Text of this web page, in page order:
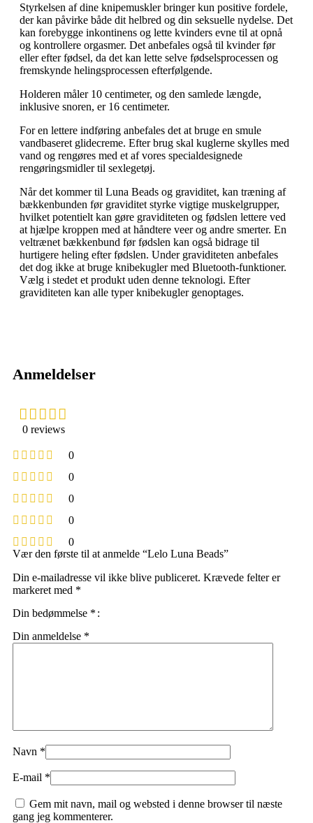
Styrkelsen af dine knipemuskler bringer kun positive fordele,
der kan påvirke både dit helbred og din seksuelle nydelse. Det
kan forebygge inkontinens og lette kvinders evne til at opnå
og kontrollere orgasmer. Det anbefales også til kvinder før
eller efter fødsel, da det kan lette selve fødselsprocessen og
fremskynde helingsprocessen efterfølgende.
Holderen måler 10 centimeter, og den samlede længde,
inklusive snoren, er 16 centimeter.
For en lettere indføring anbefales det at bruge en smule
vandbaseret glidecreme. Efter brug skal kuglerne skylles med
vand og rengøres med et af vores specialdesignede
rengøringsmidler til sexlegetøj.
Når det kommer til Luna Beads og graviditet, kan træning af
bækkenbunden før graviditet styrke vigtige muskelgrupper,
hvilket potentielt kan gøre graviditeten og fødslen lettere ved
at hjælpe kroppen med at håndtere veer og andre smerter. En
veltrænet bækkenbund før fødslen kan også bidrage til
hurtigere heling efter fødslen. Under graviditeten anbefales
det dog ikke at bruge knibekugler med Bluetooth-funktioner.
Vælg i stedet et produkt uden denne teknologi. Efter
graviditeten kan alle typer knibekugler genoptages.
Anmeldelser
0 reviews
0
0
0
0
0
Vær den første til at anmelde “Lelo Luna Beads”
Din e-mailadresse vil ikke blive publiceret. Krævede felter er
markeret med *
Din bedømmelse *
Din anmeldelse *
Navn *
E-mail *
Gem mit navn, mail og websted i denne browser til næste
gang jeg kommenterer.